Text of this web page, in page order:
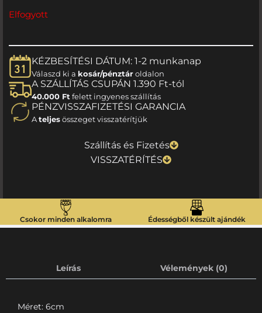
Elfogyott
KÉZBESÍTÉSI DÁTUM: 1-2 munkanap
Válaszd ki a kosár/pénztároldalon
A SZÁLLÍTÁS CSUPÁN 1.390 Ft-tól
40.000 Ft felett ingyenes szállítás
PÉNZVISSZAFIZETÉSI GARANCIA
Ateljesösszeget visszatérítjük
Szállítás és Fizetés
VISSZATÉRÍTÉS
Csokor minden alkalomra Édességből készült ajándék
Leírás Vélemények (0)
Méret: 6cm